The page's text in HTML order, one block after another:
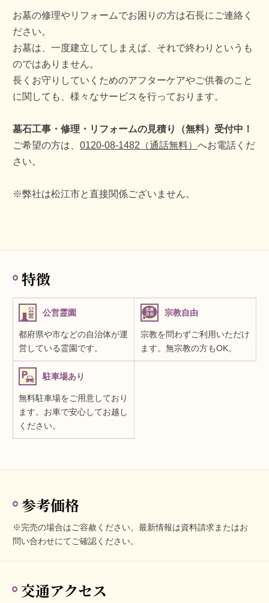
お墓の修理やリフォームでお困りの方は石長にご連絡く
ださい。
お墓は、一度建立してしまえば、それで終わりというも
のではありません。
長くお守りしていくためのアフターケアやご供養のこと
に関しても、様々なサービスを行っております。
墓石工事・修理・リフォームの見積り（無料）受付中！
ご希望の方は、0120-08-1482（通話無料）へお電話くだ
さい。
※弊社は松江市と直接関係ございません。
特徴
公営霊園
都府県や市などの自治体が運
営している霊園です。
宗教自由
宗教を問わずご利用いただけ
ます。無宗教の方もOK。
駐車場あり
無料駐車場をご用意しており
ます。お車で安心してお越し
ください。
参考価格
※完売の場合はご容赦ください。最新情報は資料請求またはお
問い合わせにてご確認ください。
交通アクセス